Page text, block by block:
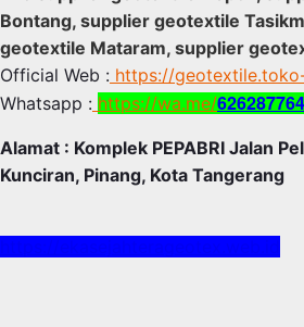
Bontang, supplier geotextile
geotextile Mataram, supplier
Official Web : https://
Whatsapp : https://wa.me/
Alamat : Komplek PEPABRI Jalan
Kunciran, Pinang, Kota Tangerang